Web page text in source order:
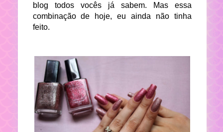
blog todos vocês já sabem. Mas essa
combinação de hoje, eu ainda não tinha
feito.